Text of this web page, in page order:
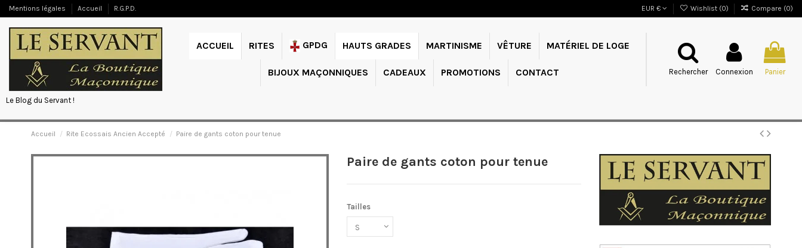
Mentions légales Accueil R.G.P.D. EUR € Wishlist (0) Compare (0)
ACCUEIL RITES GPDG HAUTS GRADES MARTINISME VÊTURE MATÉRIEL DE LOGE
BIJOUX MAÇONNIQUES CADEAUX PROMOTIONS CONTACT Rechercher Connexion Panier
Le Blog du Servant !
Accueil Rite Ecossais Ancien Accepté Paire de gants coton pour tenue
Paire de gants coton pour tenue
Tailles